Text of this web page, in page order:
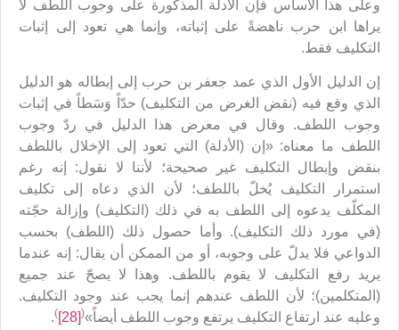
وعلى هذا الأساس فإن الأدلة المذكورة على وجوب اللطف لا
يراها ابن حرب ناهضةً على إثباته، وإنما هي تعود إلى إثبات
التكليف فقط.
إن الدليل الأول الذي عمد جعفر بن حرب إلى إبطاله هو الدليل
الذي وقع فيه (نقض الغرض من التكليف) حدّاً وَسَطاً في إثبات
وجوب اللطف. وقال في معرض هذا الدليل في ردّ وجوب
اللطف ما معناه: «إن (الأدلة) التي تعود إلى الإخلال باللطف
بنقض وإبطال التكليف غير صحيحة؛ لأننا لا نقول: إنه رغم
استمرار التكليف يُخلّ باللطف؛ لأن الذي دعاه إلى تكليف
المكلّف يدعوه إلى اللطف به في ذلك (التكليف) وإزالة حجّته
(في مورد ذلك التكليف). وأما حصول ذلك (اللطف) بحسب
الدواعي فلا يدلّ على وجوبه، أو من الممكن أن يقال: إنه عندما
يريد رفع التكليف لا يقوم باللطف. وهذا لا يصحّ عند جميع
(المتكلمين)؛ لأن اللطف عندهم إنما يجب عند وجود التكليف.
وعليه عند ارتفاع التكليف يرتفع وجوب اللطف أيضاً»(
[28]
)
.